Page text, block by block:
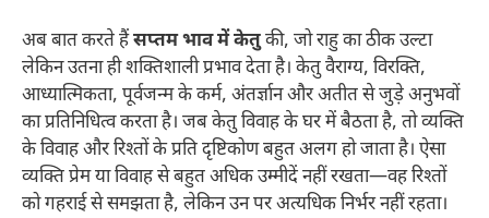
अब बात करते हैंसप्तम भाव में केतुकी, जो राहु का ठीक उल्टा
लेकिन उतना ही शक्तिशाली प्रभाव देता है। केतु वैराग्य, विरक्ति,
आध्यात्मिकता, पूर्वजन्म के कर्म, अंतर्ज्ञान और अतीत से जुड़े अनुभवों
का प्रतिनिधित्व करता है। जब केतु विवाह के घर में बैठता है, तो व्यक्ति
के विवाह और रिश्तों के प्रति दृष्टिकोण बहुत अलग हो जाता है। ऐसा
व्यक्ति प्रेम या विवाह से बहुत अधिक उम्मीदें नहीं रखता—वह रिश्तों
को गहराई से समझता है, लेकिन उन पर अत्यधिक निर्भर नहीं रहता।